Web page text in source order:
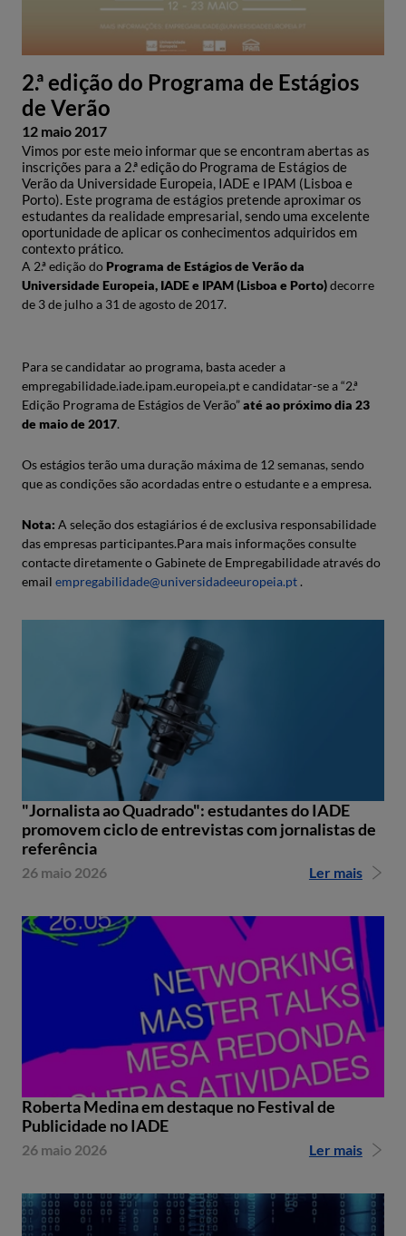
2.ª edição do Programa de Estágios
de Verão
12 maio 2017
Vimos por este meio informar que se encontram abertas as
inscrições para a 2.ª edição do Programa de Estágios de
Verão da Universidade Europeia, IADE e IPAM (Lisboa e
Porto). Este programa de estágios pretende aproximar os
estudantes da realidade empresarial, sendo uma excelente
oportunidade de aplicar os conhecimentos adquiridos em
contexto prático.
A 2.ª edição do Programa de Estágios de Verão da
Universidade Europeia, IADE e IPAM (Lisboa e Porto)decorre
de 3 de julho a 31 de agosto de 2017.
Para se candidatar ao programa, basta aceder a
empregabilidade.iade.ipam.europeia.pt e candidatar-se a “2.ª
Edição Programa de Estágios de Verão”até ao próximo dia 23
de maio de 2017.
Os estágios terão uma duração máxima de 12 semanas, sendo
que as condições são acordadas entre o estudante e a empresa.
Nota: A seleção dos estagiários é de exclusiva responsabilidade
das empresas participantes.Para mais informações consulte
contacte diretamente o Gabinete de Empregabilidade através do
email empregabilidade@universidadeeuropeia.pt .
"Jornalista ao Quadrado": estudantes do IADE
promovem ciclo de entrevistas com jornalistas de
referência
26 maio 2026 Ler mais
Roberta Medina em destaque no Festival de
Publicidade no IADE
26 maio 2026 Ler mais